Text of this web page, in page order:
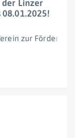
Linzer
zur Förderung